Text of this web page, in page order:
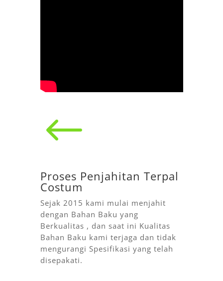
#
Proses Penjahitan Terpal
Costum
Sejak 2015 kami mulai menjahit
dengan Bahan Baku yang
Berkualitas , dan saat ini Kualitas
Bahan Baku kami terjaga dan tidak
mengurangi Spesifikasi yang telah
disepakati.